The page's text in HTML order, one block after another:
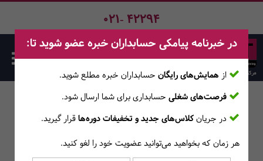
021- 42294
... اطلاعات بیشتر و ثبت‌نام ...
در خبرنامه پیامکی حسابداران خبره عضو شوید تا:
از همایش‌های رایگان حسابداران خبره مطلع ‎شوید.
فرصت‌های شغلی حسابداری برای شما ارسال شود.
در جریانکلاس‌های جدید و تخفیفات دوره‌هاقرار گیرید.
هر زمان که بخواهید می‌توانید عضویت خود را لغو کنید.